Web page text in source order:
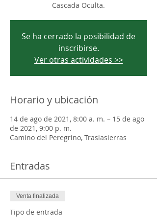
Cascada Oculta.
Se ha cerrado la posibilidad de
inscribirse.
Ver otras actividades >>
Horario y ubicación
14 de ago de 2021, 8:00 a. m. – 15 de ago
de 2021, 9:00 p. m.
Camino del Peregrino, Traslasierras
Entradas
Venta finalizada
Tipo de entrada